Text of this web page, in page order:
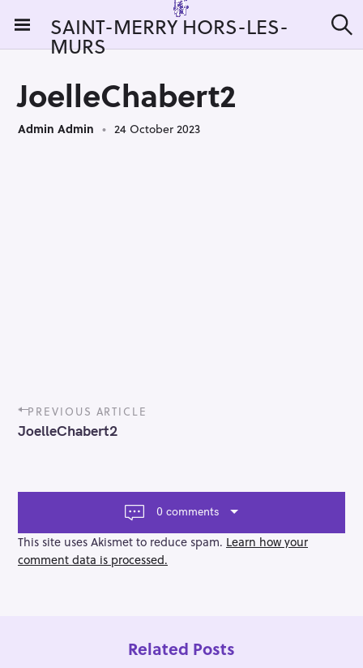
i
SAINT-MERRY HORS-LES-
MURS e
JoelleChabert2
Admin Admin 24 October 2023
P
o
s
a
g
a
t
PREVIOUS ARTICLE
JoelleChabert2
0 comments
This site uses Akismet to reduce spam. Learn how your
comment data is processed.
Related Posts